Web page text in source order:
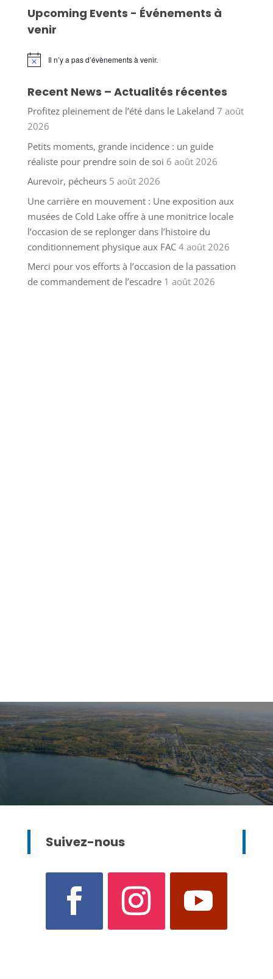
Upcoming Events - Événements à
venir
Notice Il n’y a pas d’évènements à venir.
Recent News – Actualités récentes
Profitez pleinement de l’été dans le Lakeland 7 août
2026
Petits moments, grande incidence : un guide
réaliste pour prendre soin de soi 6 août 2026
Aurevoir, pécheurs 5 août 2026
Une carrière en mouvement : Une exposition aux
musées de Cold Lake offre à une monitrice locale
l’occasion de se replonger dans l’histoire du
conditionnement physique aux FAC 4 août 2026
Merci pour vos efforts à l’occasion de la passation
de commandement de l’escadre 1 août 2026
Suivez-nous